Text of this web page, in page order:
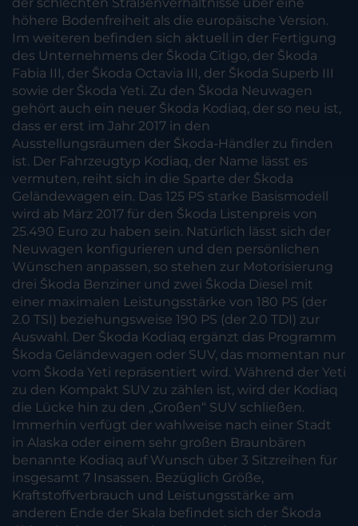
höhere Bodenfreiheit als die europäische Version.
Im weiteren befinden sich aktuell in der Fertigung
des Unternehmens der Škoda Citigo, der Škoda
Fabia III, der Škoda Octavia III, der Škoda Superb III
sowie der Škoda Yeti. Zu den Škoda Neuwagen
gehört auch ein neuer Škoda Kodiaq, der so neu ist,
dass er erst im Jahr 2017 in den
Ausstellungsräumen der Škoda-Händler zu finden
ist. Der Fahrzeugtyp Kodiaq, der Name lässt es
vermuten, reiht sich in die Sparte der Škoda
Geländewagen ein. Das 125 PS starke Basismodell
wird ab März 2017 für den Škoda Listenpreis von
25.490 Euro zu haben sein. Natürlich lässt sich der
Neuwagen konfigurieren und den persönlichen
Wünschen anpassen, so stehen zur Motorisierung
drei Škoda Benziner und zwei Škoda Diesel mit
einer maximalen Leistungsstärke von 180 PS (der
2.0 TSI) beziehungsweise 190 PS (der 2.0 TDI) zur
Auswahl. Der Škoda Kodiaq ergänzt das Programm
Škoda Geländewagen oder SUV, das momentan nur
vom Škoda Yeti repräsentiert wird. Während der Yeti
zu den Kompakt SUV zu zählen ist, wird der Kodiaq
die Lücke hin zu den „Großen“ SUV schließen.
Immerhin verfügt der wahlweise nach einer Stadt
in Alaska oder einem sehr großen Braunbären
benannte Kodiaq auf Wunsch über 3 Sitzreihen für
insgesamt 7 Insassen. Bezüglich Größe,
Kraftstoffverbrauch und Leistungsstärke am
anderen Ende der Skala befindet sich der Škoda